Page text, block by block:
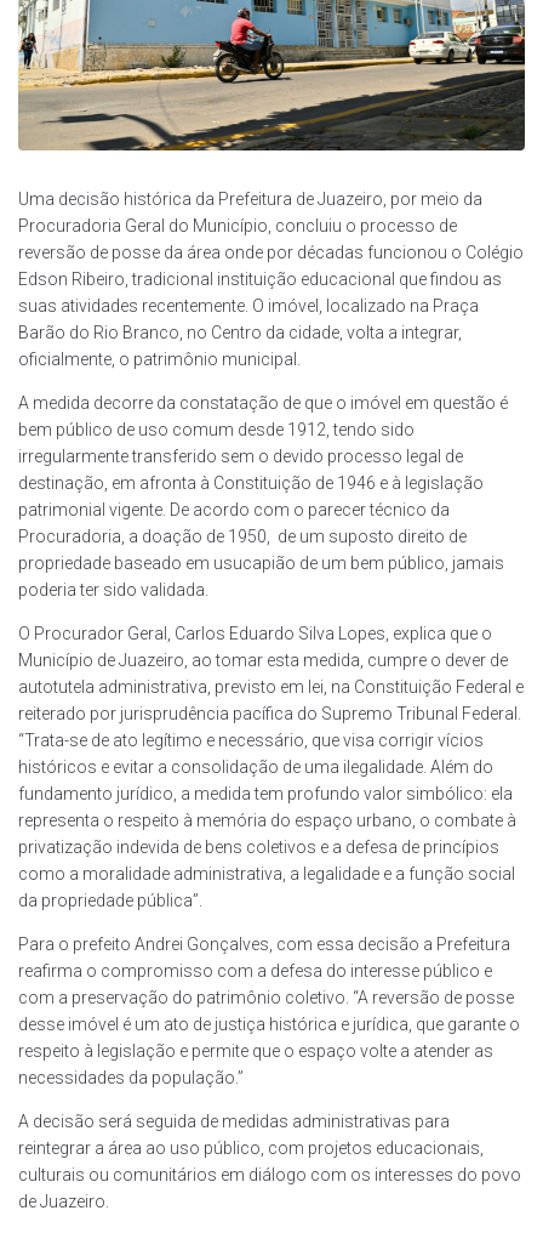
Uma decisão histórica da Prefeitura de Juazeiro, por meio da
Procuradoria Geral do Município, concluiu o processo de
reversão de posse da área onde por décadas funcionou o Colégio
Edson Ribeiro, tradicional instituição educacional que findou as
suas atividades recentemente. O imóvel, localizado na Praça
Barão do Rio Branco, no Centro da cidade, volta a integrar,
oficialmente, o patrimônio municipal.
A medida decorre da constatação de que o imóvel em questão é
bem público de uso comum desde 1912, tendo sido
irregularmente transferido sem o devido processo legal de
destinação, em afronta à Constituição de 1946 e à legislação
patrimonial vigente. De acordo com o parecer técnico da
Procuradoria, a doação de 1950, de um suposto direito de
propriedade baseado em usucapião de um bem público, jamais
poderia ter sido validada.
O Procurador Geral, Carlos Eduardo Silva Lopes, explica que o
Município de Juazeiro, ao tomar esta medida, cumpre o dever de
autotutela administrativa, previsto em lei, na Constituição Federal e
reiterado por jurisprudência pacífica do Supremo Tribunal Federal.
“Trata-se de ato legítimo e necessário, que visa corrigir vícios
históricos e evitar a consolidação de uma ilegalidade. Além do
fundamento jurídico, a medida tem profundo valor simbólico: ela
representa o respeito à memória do espaço urbano, o combate à
privatização indevida de bens coletivos e a defesa de princípios
como a moralidade administrativa, a legalidade e a função social
da propriedade pública”.
Para o prefeito Andrei Gonçalves, com essa decisão a Prefeitura
reafirma o compromisso com a defesa do interesse público e
com a preservação do patrimônio coletivo. “A reversão de posse
desse imóvel é um ato de justiça histórica e jurídica, que garante o
respeito à legislação e permite que o espaço volte a atender as
necessidades da população.”
A decisão será seguida de medidas administrativas para
reintegrar a área ao uso público, com projetos educacionais,
culturais ou comunitários em diálogo com os interesses do povo
de Juazeiro.